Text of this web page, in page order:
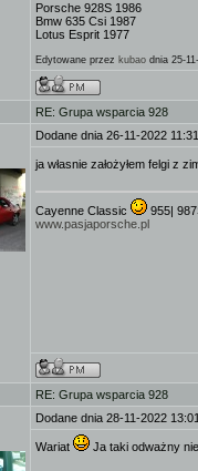
Porsche 928S 1986
Bmw 635 Csi 1987
Lotus Esprit 1977
Edytowane przez kubao dnia 25-
RE: Grupa wsparcia 928
Dodane dnia 26-11-2022 11:31
ja własnie założyłem felgi z
Cayenne Classic
955|
www.pasjaporsche.pl
RE: Grupa wsparcia 928
Dodane dnia 28-11-2022
Wariat Ja taki odważny